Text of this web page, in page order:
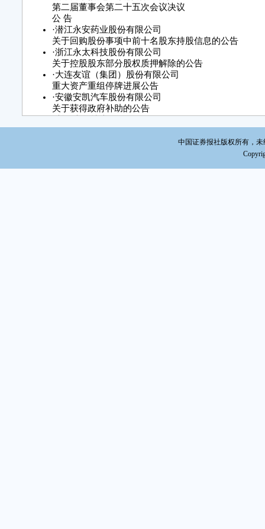
第二届董事会第二十五次会议决议
公 告
·潜江永安药业股份有限公司
关于回购股份事项中前十名股东持股信息的公告
·浙江永太科技股份有限公司
关于控股股东部分股权质押解除的公告
·大连友谊（集团）股份有限公司
重大资产重组停牌进展公告
·安徽安凯汽车股份有限公司
关于获得政府补助的公告
中国证券报社版权所有，未